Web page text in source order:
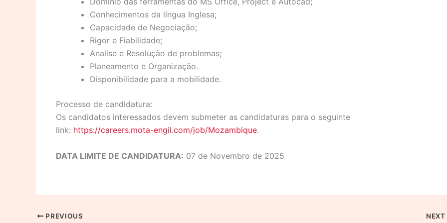
Conhecimentos da língua Inglesa;
Capacidade de Negociação;
Rigor e Fiabilidade;
Analise e Resolução de problemas;
Planeamento e Organização.
Disponibilidade para a mobilidade.
Processo de candidatura:
Os candidatos interessados devem submeter as candidaturas para o seguinte
link: https://careers.mota-engil.com/job/Mozambique.
DATA LIMITE DE CANDIDATURA: 07 de Novembro de 2025
PREVIOUS NEXT